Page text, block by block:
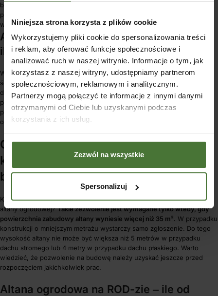
Niniejsza strona korzysta z plików cookie
Wykorzystujemy pliki cookie do spersonalizowania treści
i reklam, aby oferować funkcje społecznościowe i
analizować ruch w naszej witrynie. Informacje o tym, jak
korzystasz z naszej witryny, udostępniamy partnerom
społecznościowym, reklamowym i analitycznym.
Partnerzy mogą połączyć te informacje z innymi danymi
otrzymanymi od Ciebie lub uzyskanymi podczas
korzystania z ich usług.
Zezwól na wszystkie
Spersonalizuj
bliskość ulicy lub innych elementów, które mogą zakłócać spokój
podczas odpoczynku,
widok z altany.
Altana ogrodowa o lekkiej konstrukcji –
ile metrów od granicy działki?
W przypadku altan o tzw. lekkiej konstrukcji, czy nie posiadających
ścian lub fundamentów, nie trzeba przestrzegać żadnych wytycznych
dotyczących odległości od granicy działki. Mimo to ze względów
praktycznych poleca się przestrzegać powyższych ograniczeń, aby nie
przeszkadzać sąsiadom, a przede wszystkim zapewnić sobie
odpowiednią dozę prywatności i spokoju.
Czy do budowy altanki ogrodowej
konieczne jest pozwolenie na
budowę?
Kiedy udać się do urzędu w celu uzyskania pozwolenia na budowę
altany ogrodowej?Takie zezwolenie jest wymagane tylko wtedy, gdy
powierzchnia zabudowy altany wyniesie więcej niż 35 m². W przypadku
konstrukcji o mniejszym metrażu wystarczy samo zgłoszenie. Do tego
wysokość altany nie może być większa niż 5 metrów w przypadku
dachu stromego lub 4 metry w przypadku dachu płaskiego. Warto
wiedzieć, że pozwolenie na budowę należy uzyskać jeszcze przed
rozpoczęciem jakichkolwiek prac.
Altana ogrodowa na ROD-zie ‒ ile od